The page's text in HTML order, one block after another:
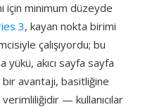
için minimum düzeyde
3, kayan nokta birimi
çalışıyordu; bu
yükü, akıcı sayfa sayfa
avantajı, basitliğine
— kullanıcılar